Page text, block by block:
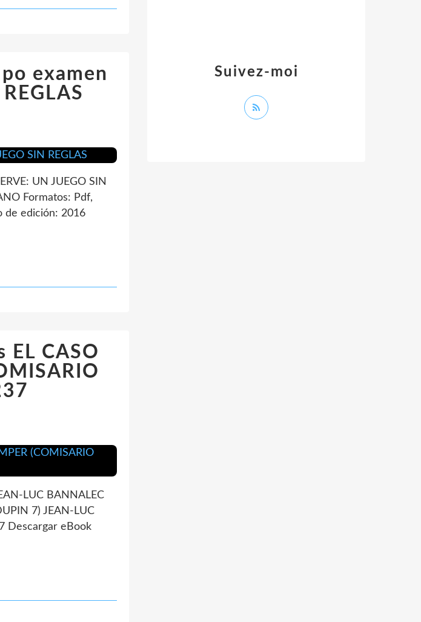
examen
UN JUEGO SIN
Formatos: Pdf,
de edición: 2016
EL CASO
LUC BANNALEC
7) JEAN-LUC
Descargar eBook
Suivez-moi